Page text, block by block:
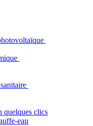
quelques clics
eau